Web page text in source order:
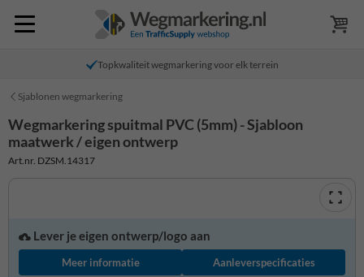
Topkwaliteit wegmarkering voor elk terrein
Sjablonen wegmarkering
Wegmarkering spuitmal PVC (5mm) - Sjabloon
maatwerk / eigen ontwerp
Art.nr. DZSM.14317
Lever je eigen ontwerp/logo aan
Meer informatie Aanleverspecificaties